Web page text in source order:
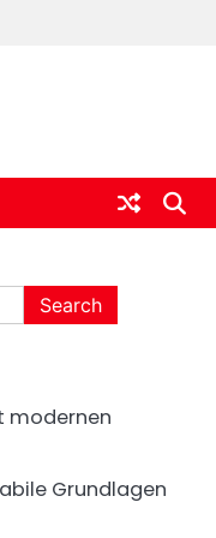
modernen
Grundlagen